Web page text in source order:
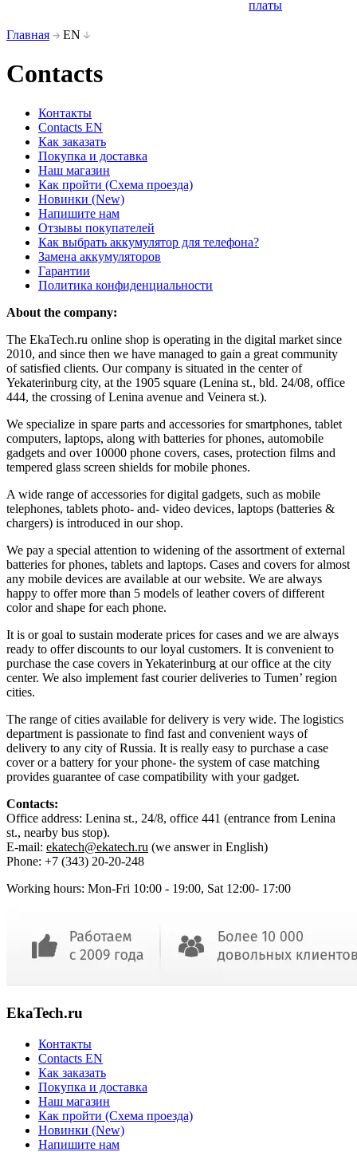
платы
Главная EN
Contacts
Контакты
Contacts EN
Как заказать
Покупка и доставка
Наш магазин
Как пройти (Схема проезда)
Новинки (New)
Напишите нам
Отзывы покупателей
Как выбрать аккумулятор для телефона?
Замена аккумуляторов
Гарантии
Политика конфиденциальности
About the company:
The EkaTech.ru online shop is operating in the digital market since
2010, and since then we have managed to gain a great community
of satisfied clients. Our company is situated in the center of
Yekaterinburg city, at the 1905 square (Lenina st., bld. 24/08, office
444, the crossing of Lenina avenue and Veinera st.).
We specialize in spare parts and accessories for smartphones, tablet
computers, laptops, along with batteries for phones, automobile
gadgets and over 10000 phone covers, cases, protection films and
tempered glass screen shields for mobile phones.
A wide range of accessories for digital gadgets, such as mobile
telephones, tablets photo- and- video devices, laptops (batteries &
chargers) is introduced in our shop.
We pay a special attention to widening of the assortment of external
batteries for phones, tablets and laptops. Cases and covers for almost
any mobile devices are available at our website. We are always
happy to offer more than 5 models of leather covers of different
color and shape for each phone.
It is or goal to sustain moderate prices for cases and we are always
ready to offer discounts to our loyal customers. It is convenient to
purchase the case covers in Yekaterinburg at our office at the city
center. We also implement fast courier deliveries to Tumen’ region
cities.
The range of cities available for delivery is very wide. The logistics
department is passionate to find fast and convenient ways of
delivery to any city of Russia. It is really easy to purchase a case
cover or a battery for your phone- the system of case matching
provides guarantee of case compatibility with your gadget.
Contacts:
Office address: Lenina st., 24/8, office 441 (entrance from Lenina
st., nearby bus stop).
E-mail: ekatech@ekatech.ru (we answer in English)
Phone: +7 (343) 20-20-248
Working hours: Mon-Fri 10:00 - 19:00, Sat 12:00- 17:00
EkaTech.ru
Контакты
Contacts EN
Как заказать
Покупка и доставка
Наш магазин
Как пройти (Схема проезда)
Новинки (New)
Напишите нам